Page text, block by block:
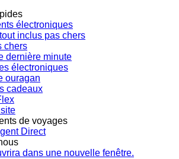
électroniques
inclus pas chers
chers
dernière minute
électroniques
ouragan
cadeaux
de voyages
Direct
dans une nouvelle fenêtre.